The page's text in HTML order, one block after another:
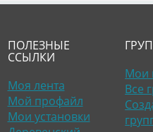
ПОЛЕЗНЫЕ
ССЫЛКИ
Моя лента
Мой профайл
Мои установки
Мои
Все